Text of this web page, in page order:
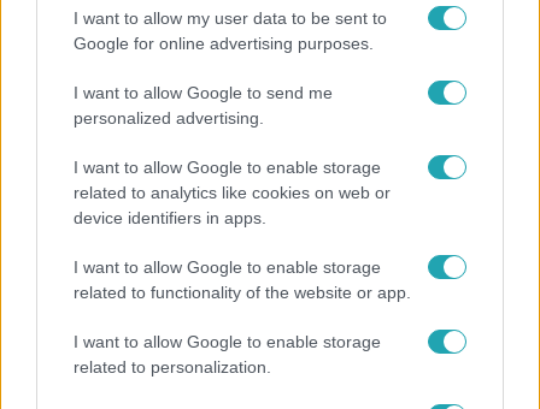
I want to allow my user data to be sent to
Google for online advertising purposes.
I want to allow Google to send me
personalized advertising.
I want to allow Google to enable storage
related to analytics like cookies on web or
device identifiers in apps.
I want to allow Google to enable storage
related to functionality of the website or app.
I want to allow Google to enable storage
related to personalization.
szakértő elemzi a szupermodell évtizedes
átalakulását